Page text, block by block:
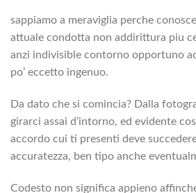
sappiamo a meraviglia perche
attuale condotta non addirittura piu
anzi indivisible contorno opportuno
po’ eccetto ingenuo.
Da dato che si comincia? Dalla
girarci assai d’intorno, ed evidente
accordo cui ti presenti deve
accuratezza, ben tipo anche
Codesto non significa appieno